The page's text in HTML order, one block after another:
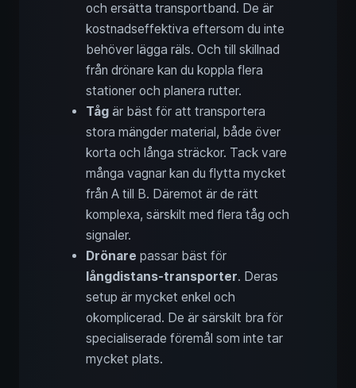
och ersätta transportband. De är
kostnadseffektiva eftersom du inte
behöver lägga räls. Och till skillnad
från drönare kan du koppla flera
stationer och planera rutter.
Tåg är bäst för att transportera
stora mängder material, både över
korta och långa sträckor. Tack vare
många vagnar kan du flytta mycket
från A till B. Däremot är de rätt
komplexa, särskilt med flera tåg och
signaler.
Drönare passar bäst för
långdistans-transporter. Deras
setup är mycket enkel och
okomplicerad. De är särskilt bra för
specialiserade föremål som inte tar
mycket plats.